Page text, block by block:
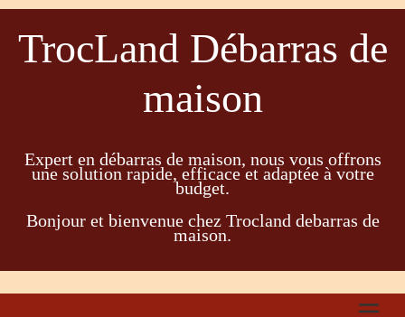
TrocLand Débarras de
maison
Expert en débarras de maison, nous vous offrons
une solution rapide, efficace et adaptée à votre
budget.
Bonjour et bienvenue chez Trocland debarras de
maison.